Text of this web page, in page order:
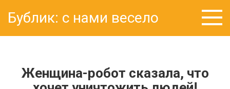
контенту
Бублик: с нами весело
Женщина-робот сказала, что